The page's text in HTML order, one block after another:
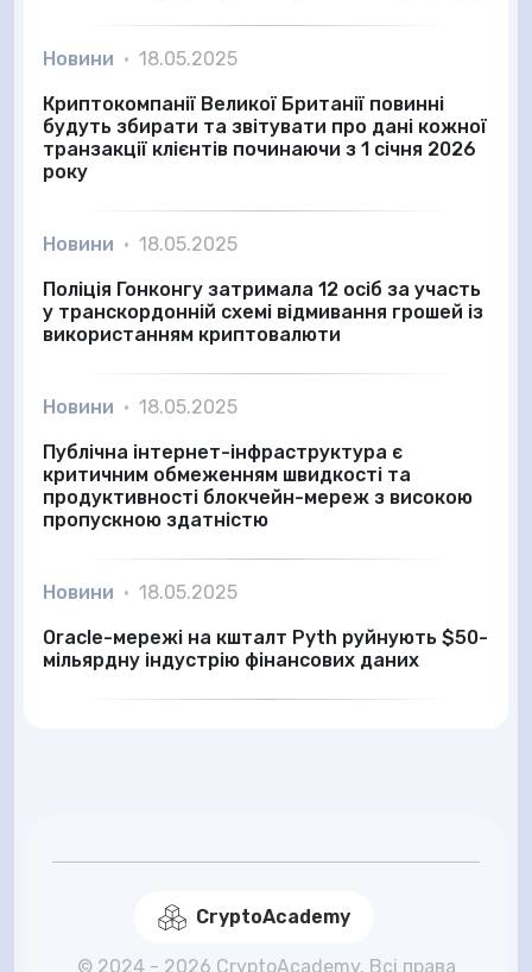
Новини • 18.05.2025
Криптокомпанії Великої Британії повинні
будуть збирати та звітувати про дані кожної
транзакції клієнтів починаючи з 1 січня 2026
року
Новини • 18.05.2025
Поліція Гонконгу затримала 12 осіб за участь
у транскордонній схемі відмивання грошей із
використанням криптовалюти
Новини • 18.05.2025
Публічна інтернет-інфраструктура є
критичним обмеженням швидкості та
продуктивності блокчейн-мереж з високою
пропускною здатністю
Новини • 18.05.2025
Oracle-мережі на кшталт Pyth руйнують $50-
мільярдну індустрію фінансових даних
CryptoAcademy
© 2024 - 2026 CryptoAcademy. Всі права